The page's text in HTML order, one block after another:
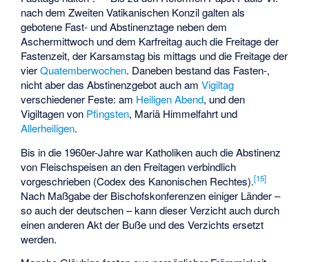
nach dem Zweiten Vatikanischen Konzil galten als
gebotene Fast- und Abstinenztage neben dem
Aschermittwoch und dem Karfreitag auch die Freitage der
Fastenzeit, der Karsamstag bis mittags und die Freitage der
vierQuatemberwochen. Daneben bestand das Fasten-,
nicht aber das Abstinenzgebot auch amVigiltag
verschiedener Feste: am Heiligen Abend, und den
Vigiltagen von Pfingsten, Mariä Himmelfahrt und
Allerheiligen.
Bis in die 1960er-Jahre war Katholiken auch die Abstinenz
von Fleischspeisen an den Freitagen verbindlich
vorgeschrieben (Codex des Kanonischen Rechtes).[15]
Nach Maßgabe der Bischofskonferenzen einiger Länder –
so auch der deutschen – kann dieser Verzicht auch durch
einen anderen Akt der Buße und des Verzichts ersetzt
werden.